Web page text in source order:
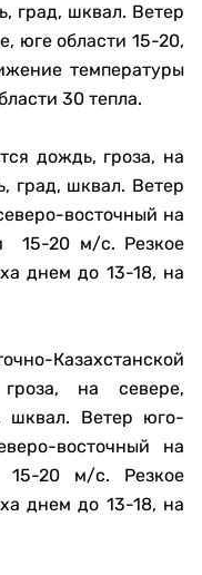
град, шквал. Ветер
юге области 15-20,
температуры
30 тепла.
дождь, гроза, на
град, шквал. Ветер
восточный на
15-20 м/с. Резкое
днем до 13-18, на
на севере,
шквал. Ветер юго-
восточный на
15-20 м/с. Резкое
днем до 13-18, на